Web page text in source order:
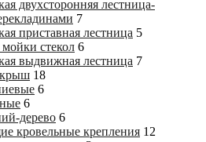
двухсторонняя лестница-
7
приставная лестница 5
стекол 6
выдвижная лестница 7
крыш 18
6
6
дерево 6
кровельные крепления 12